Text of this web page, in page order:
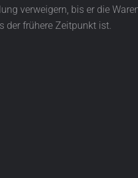
verweigern, bis er die
der frühere Zeitpunkt ist.